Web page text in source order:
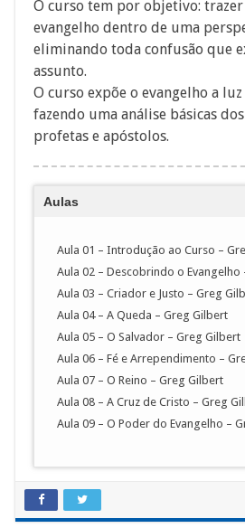
O curso tem por objetivo: trazer
evangelho dentro de uma
eliminando toda confusão que
assunto.
O curso expõe o evangelho a
fazendo uma análise básicas
profetas e apóstolos.
Aulas
Aula 01 – Introdução ao Curso –
Aula 02 – Descobrindo o Evangelho
Aula 03 – Criador e Justo – Greg
Aula 04 – A Queda – Greg Gilbert
Aula 05 – O Salvador – Greg Gilbert
Aula 06 – Fé e Arrependimento –
Aula 07 – O Reino – Greg Gilbert
Aula 08 – A Cruz de Cristo – Greg
Aula 09 – O Poder do Evangelho –